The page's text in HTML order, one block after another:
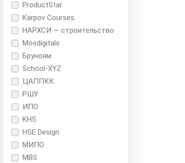
ProductStar
Karpov Courses
НАРХСИ — строительство
Mosdigitals
Бруноям
School-XYZ
ЦАППКК
РШУ
ИПО
KHS
HSE Design
МИПО
MBS